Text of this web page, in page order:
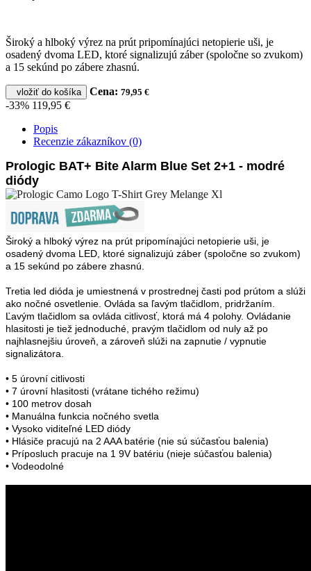
Široký a hlboký výrez na prút pripomínajúci netopierie uši, je
osadený dvoma LED, ktoré signalizujú záber (spoločne so zvukom)
a 15 sekúnd po zábere zhasnú.
vložiť do košíka Cena: 79,95 €
-33% 119,95 €
Popis
Recenzie zákazníkov (0)
Prologic BAT+ Bite Alarm Blue Set 2+1​ - modré
diódy
Široký a hlboký výrez na prút pripomínajúci netopierie uši, je
osadený dvoma LED, ktoré signalizujú záber (spoločne so zvukom)
a 15 sekúnd po zábere zhasnú.
Tretia led dióda je umiestnená v prostrednej časti pod prútom a slúži
ako nočné osvetlenie. Ovláda sa ľavým tlačidlom, pridržaním.
Ľavým tlačidlom sa ovláda citlivosť, ktorá má 4 polohy. Ovládanie
hlasitosti je tiež jednoduché, pravým tlačidlom od nuly až po
najhlasnejšiu úroveň, a zároveň slúži na zapnutie / vypnutie
signalizátora.
• 5 úrovní citlivosti
• 7 úrovní hlasitosti (vrátane tichého režimu)
• 100 metrov dosah
• Manuálna funkcia nočného svetla
• Vysoko viditeľné LED diódy
• Hlásiče pracujú na 2 AAA batérie (nie sú súčasťou balenia)
• Príposluch pracuje na 1 9V batériu (nieje súčasťou balenia)
• Vodeodolné